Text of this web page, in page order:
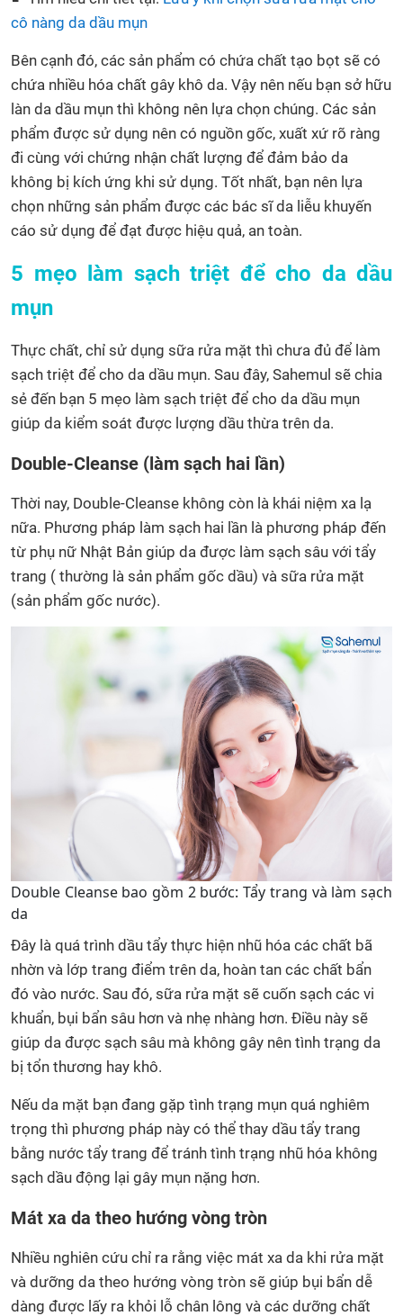
cô nàng da dầu mụn
Bên cạnh đó, các sản phẩm có chứa chất tạo bọt sẽ có
chứa nhiều hóa chất gây khô da. Vậy nên nếu bạn sở hữu
làn da dầu mụn thì không nên lựa chọn chúng. Các sản
phẩm được sử dụng nên có nguồn gốc, xuất xứ rõ ràng
đi cùng với chứng nhận chất lượng để đảm bảo da
không bị kích ứng khi sử dụng. Tốt nhất, bạn nên lựa
chọn những sản phẩm được các bác sĩ da liễu khuyến
cáo sử dụng để đạt được hiệu quả, an toàn.
5 mẹo làm sạch triệt để cho da dầu
mụn
Thực chất, chỉ sử dụng sữa rửa mặt thì chưa đủ để làm
sạch triệt để cho da dầu mụn. Sau đây, Sahemul sẽ chia
sẻ đến bạn 5 mẹo làm sạch triệt để cho da dầu mụn
giúp da kiểm soát được lượng dầu thừa trên da.
Double-Cleanse (làm sạch hai lần)
Thời nay, Double-Cleanse không còn là khái niệm xa lạ
nữa. Phương pháp làm sạch hai lần là phương pháp đến
từ phụ nữ Nhật Bản giúp da được làm sạch sâu với tẩy
trang ( thường là sản phẩm gốc dầu) và sữa rửa mặt
(sản phẩm gốc nước).
Double Cleanse bao gồm 2 bước: Tẩy trang và làm sạch
da
Đây là quá trình dầu tẩy thực hiện nhũ hóa các chất bã
nhờn và lớp trang điểm trên da, hoàn tan các chất bẩn
đó vào nước. Sau đó, sữa rửa mặt sẽ cuốn sạch các vi
khuẩn, bụi bẩn sâu hơn và nhẹ nhàng hơn. Điều này sẽ
giúp da được sạch sâu mà không gây nên tình trạng da
bị tổn thương hay khô.
Nếu da mặt bạn đang gặp tình trạng mụn quá nghiêm
trọng thì phương pháp này có thể thay dầu tẩy trang
bằng nước tẩy trang để tránh tình trạng nhũ hóa không
sạch dầu động lại gây mụn nặng hơn.
Mát xa da theo hướng vòng tròn
Nhiều nghiên cứu chỉ ra rằng việc mát xa da khi rửa mặt
và dưỡng da theo hướng vòng tròn sẽ giúp bụi bẩn dễ
dàng được lấy ra khỏi lỗ chân lông và các dưỡng chất